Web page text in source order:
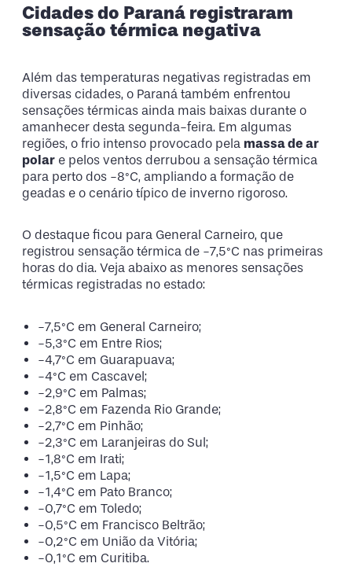
Cidades do Paraná registraram
sensação térmica negativa
Além das temperaturas negativas registradas em
diversas cidades, o Paraná também enfrentou
sensações térmicas ainda mais baixas durante o
amanhecer desta segunda-feira. Em algumas
regiões, o frio intenso provocado pela massa de ar
polar e pelos ventos derrubou a sensação térmica
para perto dos -8°C, ampliando a formação de
geadas e o cenário típico de inverno rigoroso.
O destaque ficou para General Carneiro, que
registrou sensação térmica de -7,5°C nas primeiras
horas do dia. Veja abaixo as menores sensações
térmicas registradas no estado:
-7,5°C em General Carneiro;
-5,3°C em Entre Rios;
-4,7°C em Guarapuava;
-4°C em Cascavel;
-2,9°C em Palmas;
-2,8°C em Fazenda Rio Grande;
-2,7°C em Pinhão;
-2,3°C em Laranjeiras do Sul;
-1,8°C em Irati;
-1,5°C em Lapa;
-1,4°C em Pato Branco;
-0,7°C em Toledo;
-0,5°C em Francisco Beltrão;
-0,2°C em União da Vitória;
-0,1°C em Curitiba.